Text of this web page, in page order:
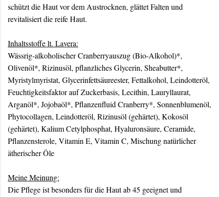
schützt die Haut vor dem Austrocknen, glättet Falten und
revitalisiert die reife Haut.
Inhaltsstoffe lt. Lavera:
Wässrig-alkoholischer Cranberryauszug (Bio-Alkohol)*,
Olivenöl*, Rizinusöl, pflanzliches Glycerin, Sheabutter*,
Myristylmyristat, Glycerinfettsäureester, Fettalkohol, Leindotteröl,
Feuchtigkeitsfaktor auf Zuckerbasis, Lecithin, Lauryllaurat,
Arganöl*, Jojobaöl*, Pflanzenfluid Cranberry*, Sonnenblumenöl,
Phytocollagen, Leindotteröl, Rizinusöl (gehärtet), Kokosöl
(gehärtet), Kalium Cetylphosphat, Hyaluronsäure, Ceramide,
Pflanzensterole, Vitamin E, Vitamin C, Mischung natürlicher
ätherischer Öle
Meine Meinung:
Die Pflege ist besonders für die Haut ab 45 geeignet und